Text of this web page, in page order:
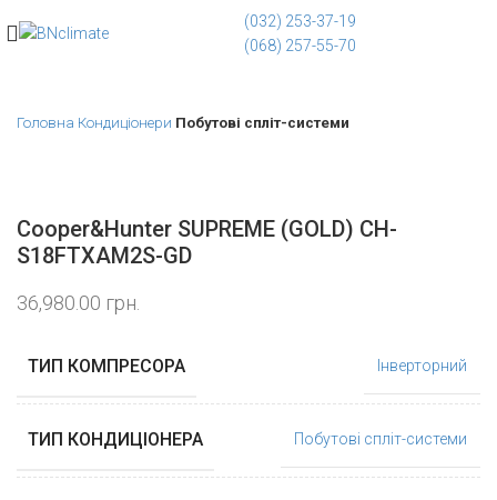
(032) 253-37-19
(068) 257-55-70
Головна Кондиціонери Побутові спліт-системи
Cooper&Hunter SUPREME (GOLD) CH-
S18FTXAM2S-GD
36,980.00 грн.
ТИП КОМПРЕСОРА Інверторний
ТИП КОНДИЦІОНЕРА Побутові спліт-системи